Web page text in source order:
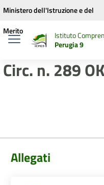
Vai ai contenuti
Vai al menu di navigazione
Vai al footer
Ministero dell'Istruzione e del
Merito
Istituto
Perugia 9
Circ. n. 289
Allegati